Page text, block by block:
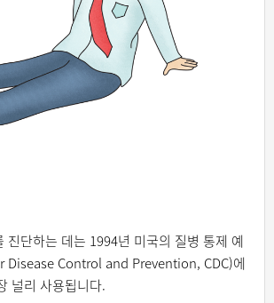
진단하는 데는 1994년 미국의 질병 통제 예
Disease Control and Prevention, CDC)에
널리 사용됩니다.